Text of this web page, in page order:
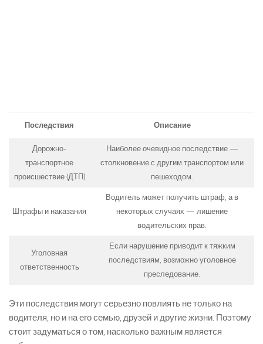
Последствия Описание
Дорожно-
транспортное
происшествие (ДТП)
Наиболее очевидное последствие —
столкновение с другим транспортом или
пешеходом.
Штрафы и наказания
Водитель может получить штраф, а в
некоторых случаях — лишение
водительских прав.
Уголовная
ответственность
Если нарушение приводит к тяжким
последствиям, возможно уголовное
преследование.
Эти последствия могут серьезно повлиять не только на
водителя, но и на его семью, друзей и другие жизни. Поэтому
стоит задуматься о том, насколько важным является